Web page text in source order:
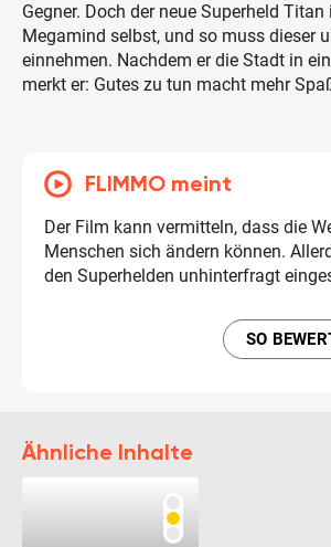
Gegner. Doch der neue Superheld
Megamind selbst, und so muss dieser
einnehmen. Nachdem er die Stadt in
merkt er: Gutes zu tun macht mehr
FLIMMO meint
Der Film kann vermitteln, dass die
Menschen sich ändern können.
den Superhelden unhinterfragt
SO
Ähnliche Inhalte